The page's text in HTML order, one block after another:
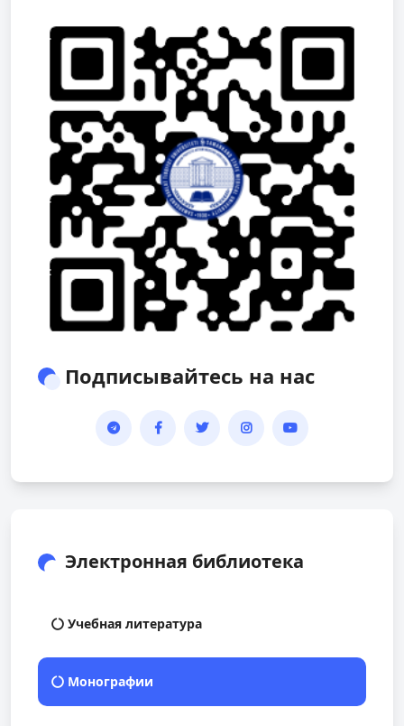
Подписывайтесь на нас
Электронная библиотека
Учебная литература
Монографии